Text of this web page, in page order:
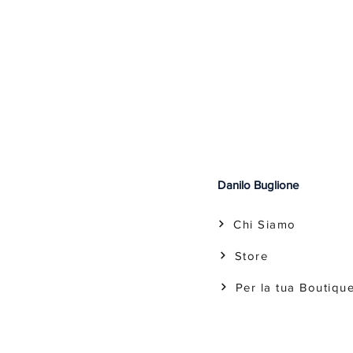
Danilo Buglione
Chi Siamo
Store
Per la tua Boutique